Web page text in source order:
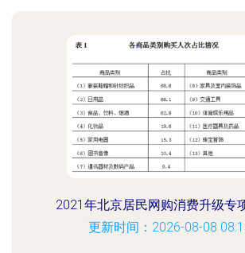
2021年北京居民网购消费升级专
更新时间：2026-08-08